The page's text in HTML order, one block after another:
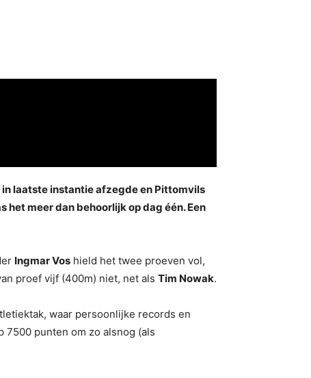
in laatste instantie afzegde en Pittomvils
meer dan behoorlijk op dag één. Een
Ingmar Vos hield het twee proeven vol,
proef vijf (400m) niet, net als Tim Nowak.
waar persoonlijke records en
punten om zo alsnog (als